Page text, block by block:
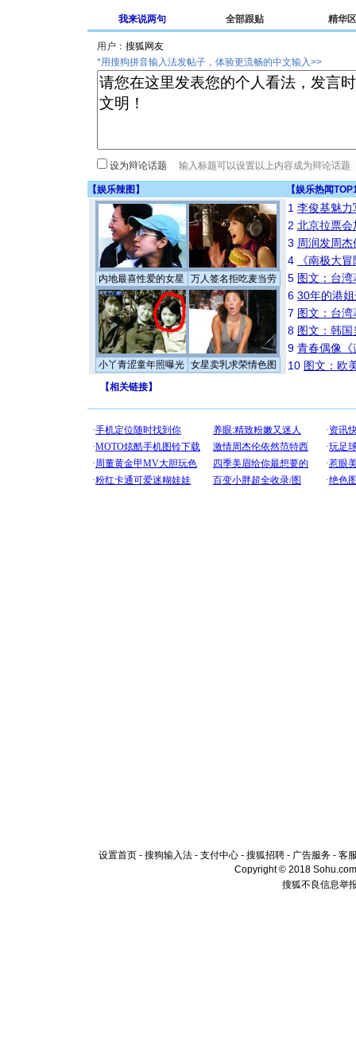
我来说两句 全部跟贴 精华区
用户：
*用搜狗拼音输入法发帖子，体验更流畅的中文输入>>
设为辩论话题
【娱乐辣图 】 【娱乐热闻
内地最喜性爱的女星 万人签名拒吃麦当劳
小丫青涩童年照曝光 女星卖乳求荣情色图
1 李俊基魅力
2 北京拉票
3 周润发周
4
《南极大
5 图文：台
6 30年的港
7 图文：台
8 图文：韩
9 青春偶像《
10 图文：欧
【相关链接】
设置首页 - 搜狗输入法 - 支付中心 - 搜狐招聘 - 广告服务 - 客
Copyright © 2018
搜狐不良信息举